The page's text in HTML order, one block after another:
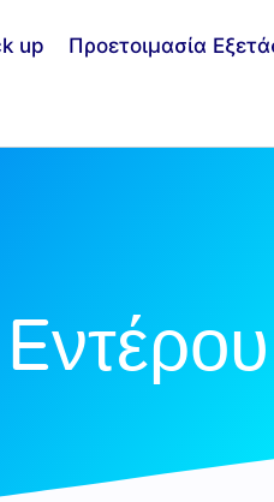
up Προετοιμασία